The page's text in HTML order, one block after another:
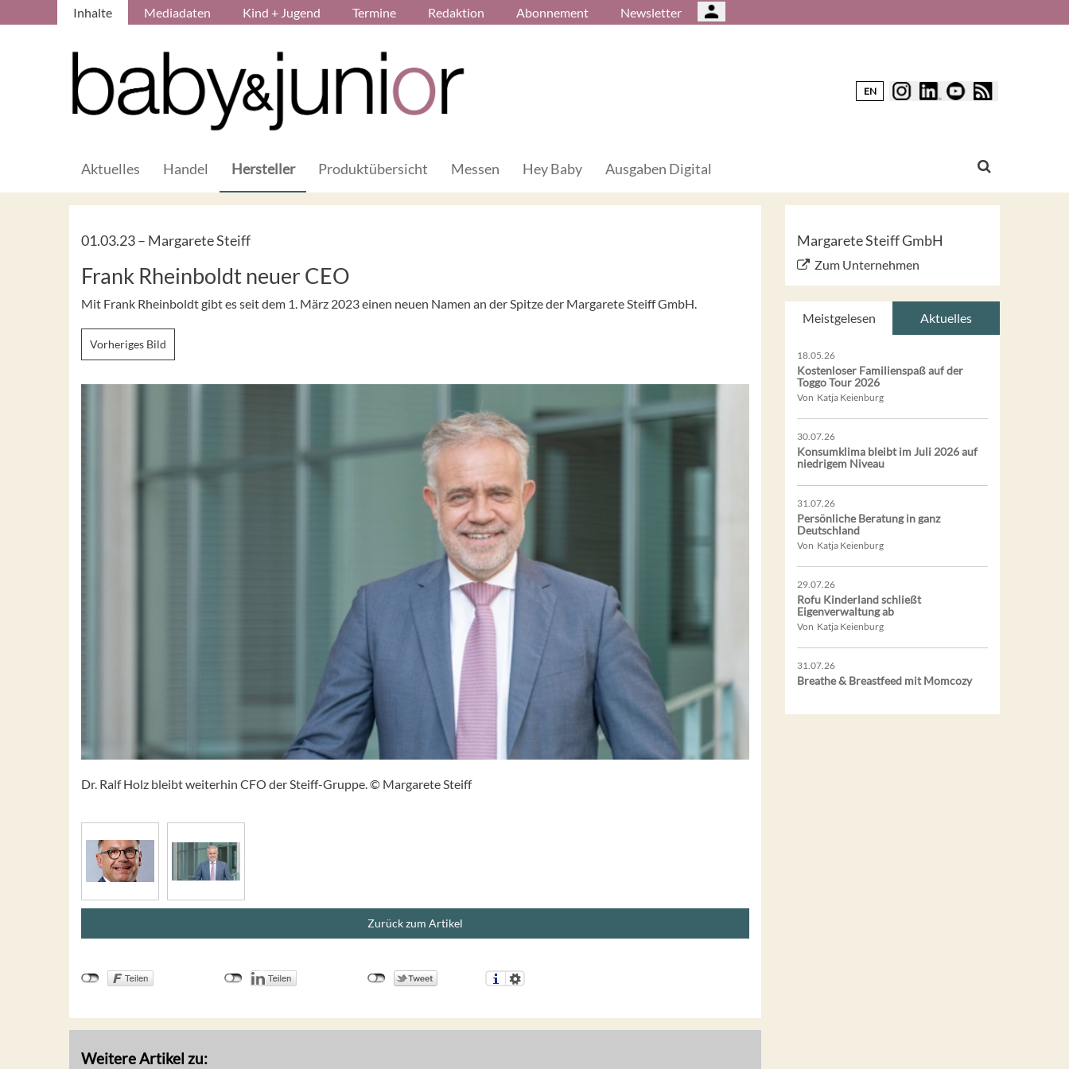
Inhalte Mediadaten Kind + Jugend Termine Redaktion Abonnement Newsletter
EN
Aktuelles Handel Hersteller Produktübersicht Messen Hey Baby Ausgaben Digital
01.03.23 – Margarete Steiff
Frank Rheinboldt neuer CEO
Mit Frank Rheinboldt gibt es seit dem 1. März 2023 einen neuen Namen an der Spitze der Margarete Steiff GmbH.
Vorheriges Bild
Dr. Ralf Holz bleibt weiterhin CFO der Steiff-Gruppe. © Margarete Steiff
Zurück zum Artikel
Weitere Artikel zu:
Margarete Steiff GmbH
Zum Unternehmen
Meistgelesen Aktuelles
18.05.26
Kostenloser Familienspaß auf der
Toggo Tour 2026
Von Katja Keienburg
30.07.26
Konsumklima bleibt im Juli 2026 auf
niedrigem Niveau
31.07.26
Persönliche Beratung in ganz
Deutschland
Von Katja Keienburg
29.07.26
Rofu Kinderland schließt
Eigenverwaltung ab
Von Katja Keienburg
31.07.26
Breathe & Breastfeed mit Momcozy